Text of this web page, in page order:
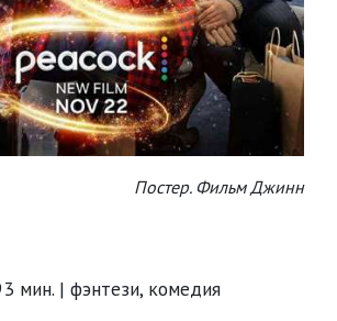
Постер. Фильм Джинн
мин. | фэнтези, комедия